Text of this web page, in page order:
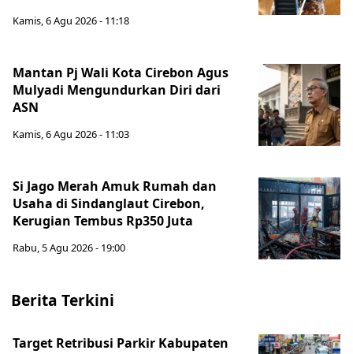
Kamis, 6 Agu 2026 - 11:18
Mantan Pj Wali Kota Cirebon Agus
Mulyadi Mengundurkan Diri dari
ASN
Kamis, 6 Agu 2026 - 11:03
Si Jago Merah Amuk Rumah dan
Usaha di Sindanglaut Cirebon,
Kerugian Tembus Rp350 Juta
Rabu, 5 Agu 2026 - 19:00
Berita Terkini
Target Retribusi Parkir Kabupaten